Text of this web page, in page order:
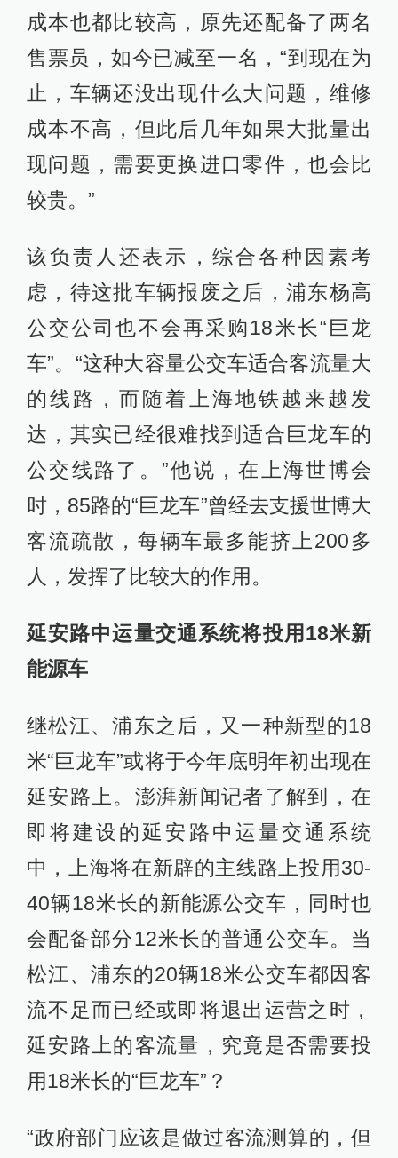
成本也都比较高，原先还配备了两名
售票员，如今已减至一名，“到现在为
止，车辆还没出现什么大问题，维修
成本不高，但此后几年如果大批量出
现问题，需要更换进口零件，也会比
较贵。”
该负责人还表示，综合各种因素考
虑，待这批车辆报废之后，浦东杨高
公交公司也不会再采购18米长“巨龙
车”。“这种大容量公交车适合客流量大
的线路，而随着上海地铁越来越发
达，其实已经很难找到适合巨龙车的
公交线路了。”他说，在上海世博会
时，85路的“巨龙车”曾经去支援世博大
客流疏散，每辆车最多能挤上200多
人，发挥了比较大的作用。
延安路中运量交通系统将投用18米新
能源车
继松江、浦东之后，又一种新型的18
米“巨龙车”或将于今年底明年初出现在
延安路上。澎湃新闻记者了解到，在
即将建设的延安路中运量交通系统
中，上海将在新辟的主线路上投用30-
40辆18米长的新能源公交车，同时也
会配备部分12米长的普通公交车。当
松江、浦东的20辆18米公交车都因客
流不足而已经或即将退出运营之时，
延安路上的客流量，究竟是否需要投
用18米长的“巨龙车”？
“政府部门应该是做过客流测算的，但